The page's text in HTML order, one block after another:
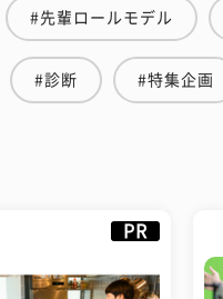
#先輩ロールモデル
#診断 #特集企画
PR